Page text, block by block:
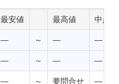
最安値 最高値 中点値
— ～ — —
— ～ — —
— ～ 要問合せ —